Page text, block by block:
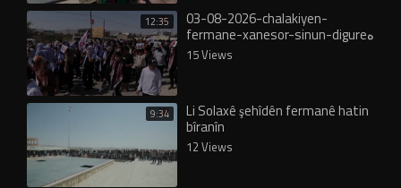
12:35 03-08-2026-chalakiyen-
fermane-xanesor-sinun-digureە
15 Views
9:34 Li Solaxê şehîdên fermanê hatin
bîranîn
12 Views